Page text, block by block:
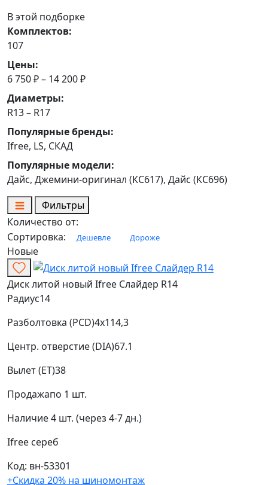
В этой подборке
Комплектов:
107
Цены:
6 750 ₽ – 14 200 ₽
Диаметры:
R13 – R17
Популярные бренды:
Ifree, LS, СКАД
Популярные модели:
Дайс, Джемини-оригинал (КС617), Дайс (КС696)
Фильтры
Количество от:
Сортировка:
Дешевле Дороже
Новые
Диск литой новый Ifree Слайдер R14
Радиус14
Разболтовка (PCD)4x114,3
Центр. отверстие (DIA)67.1
Вылет (ET)38
Продажапо 1 шт.
Наличие4 шт. (через 4-7 дн.)
Ifree сереб
Код: вн-53301
+Скидка 20% на шиномонтаж